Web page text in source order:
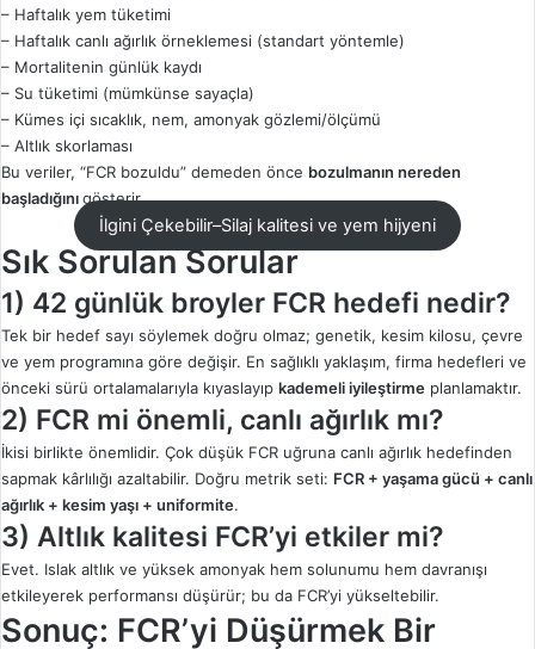
– Haftalık yem tüketimi
– Haftalık canlı ağırlık örneklemesi (standart yöntemle)
– Mortalitenin günlük kaydı
– Su tüketimi (mümkünse sayaçla)
– Kümes içi sıcaklık, nem, amonyak gözlemi/ölçümü
– Altlık skorlaması
Bu veriler, “FCR bozuldu” demeden önce bozulmanın nereden
başladığınıgösterir.
İlgini Çekebilir–Silaj kalitesi ve yem hijyeni
Sık Sorulan Sorular
1) 42 günlük broyler FCR hedefi nedir?
Tek bir hedef sayı söylemek doğru olmaz; genetik, kesim kilosu, çevre
ve yem programına göre değişir. En sağlıklı yaklaşım, firma hedefleri ve
önceki sürü ortalamalarıyla kıyaslayıp kademeli iyileştirme planlamaktır.
2) FCR mi önemli, canlı ağırlık mı?
İkisi birlikte önemlidir. Çok düşük FCR uğruna canlı ağırlık hedefinden
sapmak kârlılığı azaltabilir. Doğru metrik seti: FCR + yaşama gücü + canlı
ağırlık + kesim yaşı + uniformite.
3) Altlık kalitesi FCR’yi etkiler mi?
Evet. Islak altlık ve yüksek amonyak hem solunumu hem davranışı
etkileyerek performansı düşürür; bu da FCR’yi yükseltebilir.
Sonuç: FCR’yi Düşürmek Bir